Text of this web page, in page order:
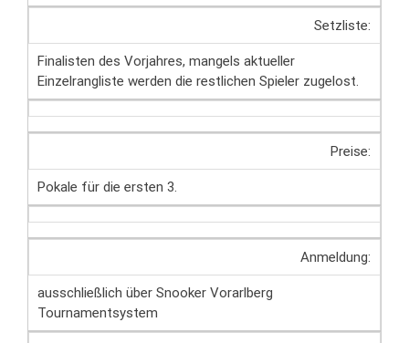
Setzliste:
Finalisten des Vorjahres, mangels aktueller
Einzelrangliste werden die restlichen Spieler zugelost.
Preise:
Pokale für die ersten 3.
Anmeldung:
ausschließlich über Snooker Vorarlberg
Tournamentsystem